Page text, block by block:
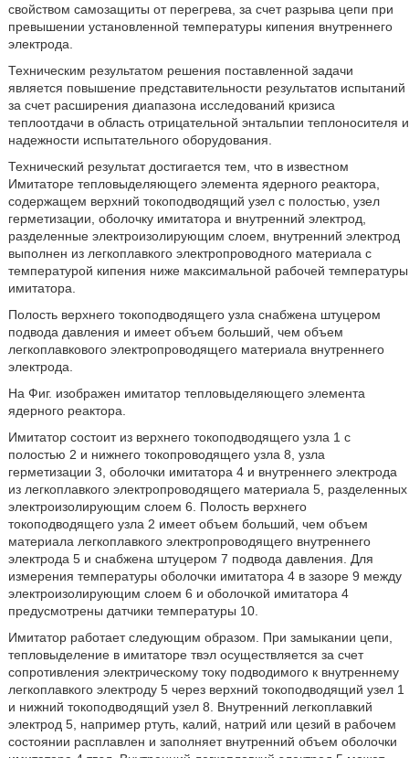
свойством самозащиты от перегрева, за счет разрыва цепи при
превышении установленной температуры кипения внутреннего
электрода.
Техническим результатом решения поставленной задачи
является повышение представительности результатов испытаний
за счет расширения диапазона исследований кризиса
теплоотдачи в область отрицательной энтальпии теплоносителя и
надежности испытательного оборудования.
Технический результат достигается тем, что в известном
Имитаторе тепловыделяющего элемента ядерного реактора,
содержащем верхний токоподводящий узел с полостью, узел
герметизации, оболочку имитатора и внутренний электрод,
разделенные электроизолирующим слоем, внутренний электрод
выполнен из легкоплавкого электропроводного материала с
температурой кипения ниже максимальной рабочей температуры
имитатора.
Полость верхнего токоподводящего узла снабжена штуцером
подвода давления и имеет объем больший, чем объем
легкоплавкового электропроводящего материала внутреннего
электрода.
На Фиг. изображен имитатор тепловыделяющего элемента
ядерного реактора.
Имитатор состоит из верхнего токоподводящего узла 1 с
полостью 2 и нижнего токопроводящего узла 8, узла
герметизации 3, оболочки имитатора 4 и внутреннего электрода
из легкоплавкого электропроводящего материала 5, разделенных
электроизолирующим слоем 6. Полость верхнего
токоподводящего узла 2 имеет объем больший, чем объем
материала легкоплавкого электропроводящего внутреннего
электрода 5 и снабжена штуцером 7 подвода давления. Для
измерения температуры оболочки имитатора 4 в зазоре 9 между
электроизолирующим слоем 6 и оболочкой имитатора 4
предусмотрены датчики температуры 10.
Имитатор работает следующим образом. При замыкании цепи,
тепловыделение в имитаторе твэл осуществляется за счет
сопротивления электрическому току подводимого к внутреннему
легкоплавкого электроду 5 через верхний токоподводящий узел 1
и нижний токоподводящий узел 8. Внутренний легкоплавкий
электрод 5, например ртуть, калий, натрий или цезий в рабочем
состоянии расплавлен и заполняет внутренний объем оболочки